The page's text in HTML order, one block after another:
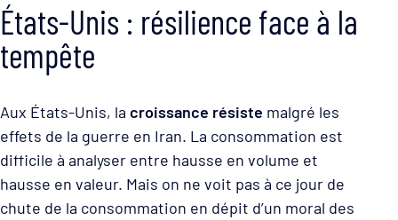
États-Unis : résilience face à la
tempête
Aux États-Unis, la croissance résiste malgré les
effets de la guerre en Iran. La consommation est
difficile à analyser entre hausse en volume et
hausse en valeur. Mais on ne voit pas à ce jour de
chute de la consommation en dépit d’un moral des